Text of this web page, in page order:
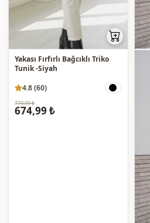
Yakası Fırfırlı Bağcıklı Triko
Tunik -Siyah
4.8 (60)
779,99 ₺
674,99 ₺